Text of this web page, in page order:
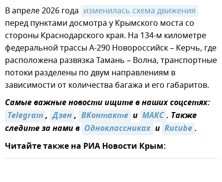
В апреле 2026 года изменилась схема движения
перед пунктами досмотра у Крымского моста со
стороны Краснодарского края. На 134-м километре
федеральной трассы А-290 Новороссийск – Керчь, где
расположена развязка Тамань – Волна, транспортные
потоки разделены по двум направлениям в
зависимости от количества багажа и его габаритов.
Самые важные новости ищите в наших соцсетях:
Telegram, Дзен, ВКонтакте и MAКС. Также
следите за нами в Одноклассниках и Rutube.
Читайте также на РИА Новости Крым: